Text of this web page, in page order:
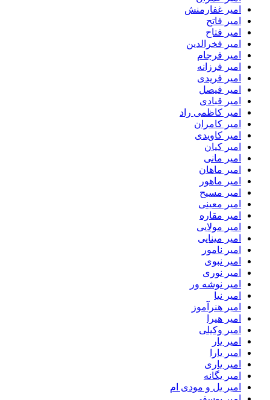
امیر غفارمنش
امیر فاتح
امیر فتاح
امیر فخرالدین
امیر فرجام
امیر فرزانه
امیر فریدی
امیر فیصل
امیر قبادی
امیر کاظمی راد
امیر کامران
امیر کاویدی
امیر کیان
امیر مانی
امیر ماهان
امیر ماهور
امیر مسیح
امیر معینی
امیر مقاره
امیر مولایی
امیر مینایی
امیر نامور
امیر نبوی
امیر نوری
امیر نوشه ور
امیر نیا
امیر هنرآموز
امیر هیرا
امیر وکیلی
امیر یار
امیر یارا
امیر یاری
امیر یگانه
امیر یل و مودی ام